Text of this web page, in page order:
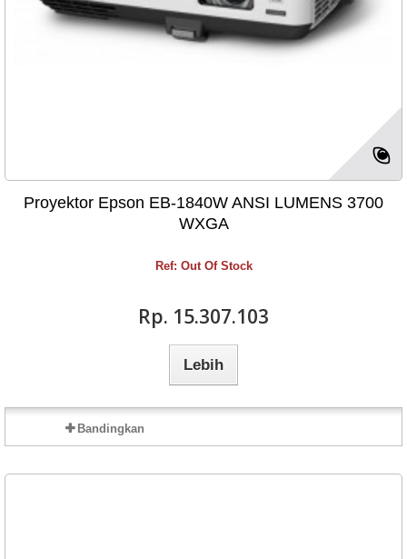
Proyektor Epson EB-1840W ANSI LUMENS 3700
WXGA
Ref: Out Of Stock
Rp‎. 15.307.103
Lebih
Bandingkan